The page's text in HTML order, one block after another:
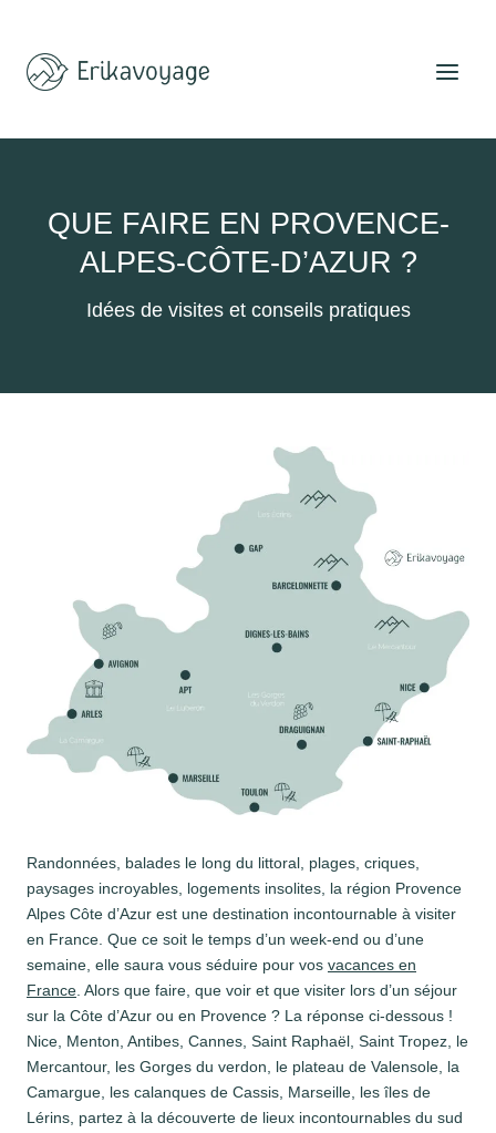
contenu
QUE FAIRE EN PROVENCE-
ALPES-CÔTE-D’AZUR ?
Idées de visites et conseils pratiques
Randonnées, balades le long du littoral, plages, criques,
paysages incroyables, logements insolites, la région Provence
Alpes Côte d’Azur est une destination incontournable à visiter
en France. Que ce soit le temps d’un week-end ou d’une
semaine, elle saura vous séduire pour vos vacances en
France. Alors que faire, que voir et que visiter lors d’un séjour
sur la Côte d’Azur ou en Provence ? La réponse ci-dessous !
Nice, Menton, Antibes, Cannes, Saint Raphaël, Saint Tropez, le
Mercantour, les Gorges du verdon, le plateau de Valensole, la
Camargue, les calanques de Cassis, Marseille, les îles de
Lérins, partez à la découverte de lieux incontournables du sud